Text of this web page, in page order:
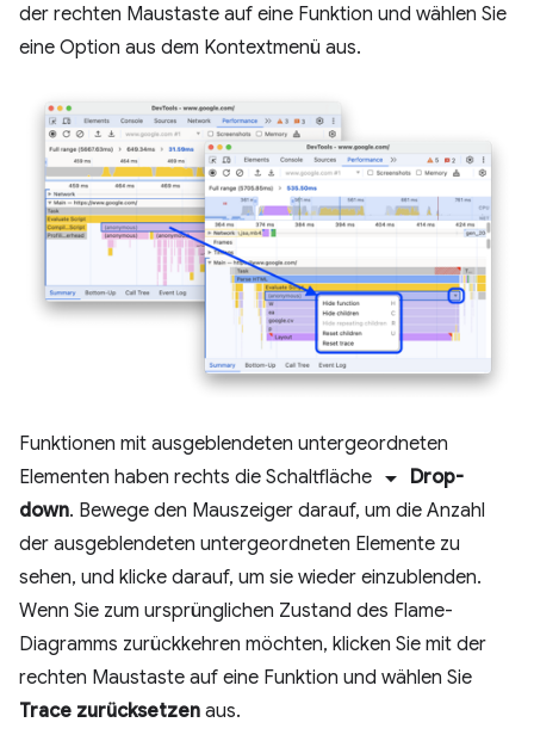
der rechten Maustaste auf eine Funktion und wählen Sie
eine Option aus dem Kontextmenü aus.
Funktionen mit ausgeblendeten untergeordneten
Elementen haben rechts die Schaltfläche arrow_drop_down Drop-
down. Bewege den Mauszeiger darauf, um die Anzahl
der ausgeblendeten untergeordneten Elemente zu
sehen, und klicke darauf, um sie wieder einzublenden.
Wenn Sie zum ursprünglichen Zustand des Flame-
Diagramms zurückkehren möchten, klicken Sie mit der
rechten Maustaste auf eine Funktion und wählen Sie
Trace zurücksetzen aus.